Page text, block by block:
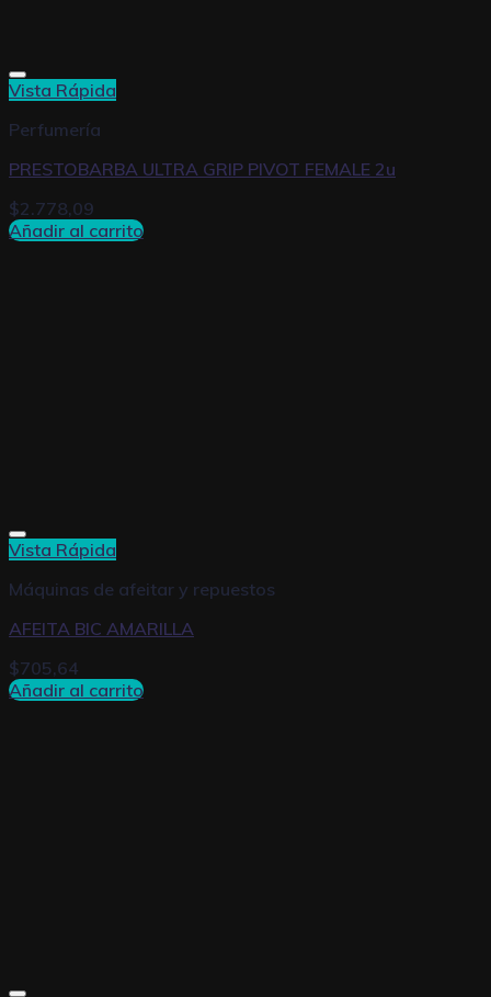
Vista Rápida
Perfumería
PRESTOBARBA ULTRA GRIP PIVOT FEMALE 2u
$2.778,09
Añadir al carrito
Vista Rápida
Máquinas de afeitar y repuestos
AFEITA BIC AMARILLA
$705,64
Añadir al carrito